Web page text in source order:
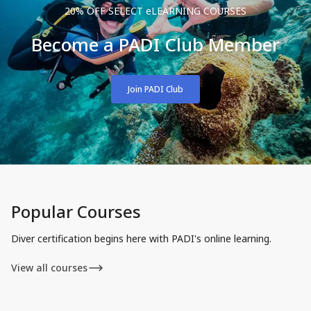
20% OFF SELECT eLEARNING COURSES
Become a PADI Club Member
Join PADI Club
Popular Courses
Diver certification begins here with PADI's online learning.
View all courses